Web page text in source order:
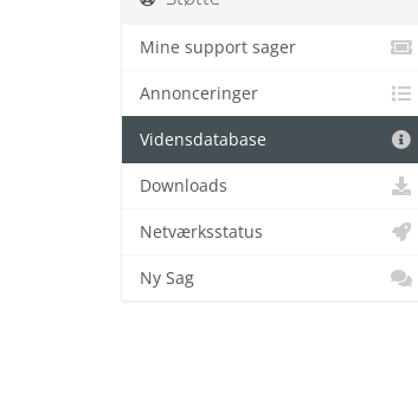
Mine support sager
Annonceringer
Vidensdatabase
Downloads
Netværksstatus
Ny Sag